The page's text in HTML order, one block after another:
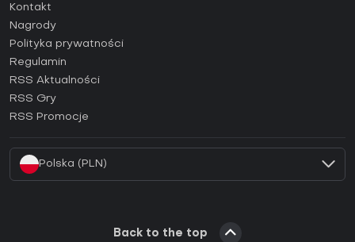
Jak aktywować klucz Steam (CD Key)?
Jak aktywować klucz Epic Games (CD Key)?
Jak aktywować klucz GOG (CD Key)?
Jak aktywować klucz Ubisoft Connect (CD Key)?
Kontakt
Nagrody
Polityka prywatności
Regulamin
RSS Aktualności
RSS Gry
RSS Promocje
Polska (PLN)
Back to the top